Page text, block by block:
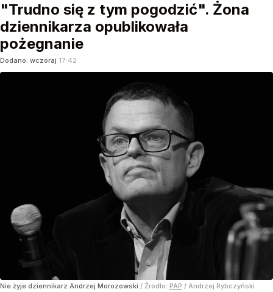
"Trudno się z tym pogodzić". Żona
dziennikarza opublikowała
pożegnanie
Dodano: wczoraj 17:42
Nie żyje dziennikarz Andrzej Morozowski / Źródło: PAP / Andrzej Rybczyński